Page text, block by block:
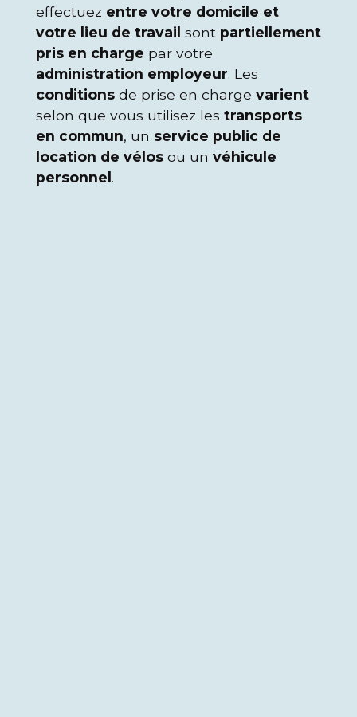
effectuez entre votre domicile et
votre lieu de travail sont partiellement
pris en charge par votre
administration employeur. Les
conditions de prise en charge varient
selon que vous utilisez les transports
en commun, un service public de
location de vélos ou un véhicule
personnel .